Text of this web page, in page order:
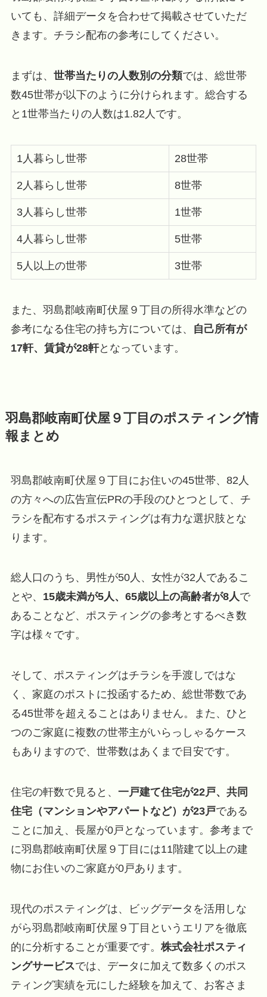
いても、詳細データを合わせて掲載させていただ
きます。チラシ配布の参考にしてください。
まずは、 世帯当たりの人数別の分類では、総世帯
数45世帯が以下のように分けられます。総合する
と1世帯当たりの人数は1.82人です。
1人暮らし世帯 28世帯
2人暮らし世帯 8世帯
3人暮らし世帯 1世帯
4人暮らし世帯 5世帯
5人以上の世帯 3世帯
また、羽島郡岐南町伏屋９丁目の所得水準などの
参考になる住宅の持ち方については、
自己所有が
17軒、賃貸が28軒となっています。
羽島郡岐南町伏屋９丁目のポスティング情
報まとめ
羽島郡岐南町伏屋９丁目にお住いの45世帯、82人
の方々への広告宣伝PRの手段のひとつとして、チ
ラシを配布するポスティングは有力な選択肢とな
ります。
総人口のうち、男性が50人、女性が32人であるこ
とや、 15歳未満が5人、65歳以上の高齢者が8人で
あることなど、ポスティングの参考とするべき数
字は様々です。
そして、ポスティングはチラシを手渡しではな
く、家庭のポストに投函するため、総世帯数であ
る45世帯を超えることはありません。また、ひと
つのご家庭に複数の世帯主がいらっしゃるケース
もありますので、世帯数はあくまで目安です。
住宅の軒数で見ると、 一戸建て住宅が22戸、共同
住宅（マンションやアパートなど）が23戸である
ことに加え、長屋が0戸となっています。参考まで
に羽島郡岐南町伏屋９丁目には11階建て以上の建
物にお住いのご家庭が0戸あります。
現代のポスティングは、ビッグデータを活用しな
がら羽島郡岐南町伏屋９丁目というエリアを徹底
的に分析することが重要です。 株式会社ポスティ
ングサービスでは、データに加えて数多くのポス
ティング実績を元にした経験を加えて、お客さま